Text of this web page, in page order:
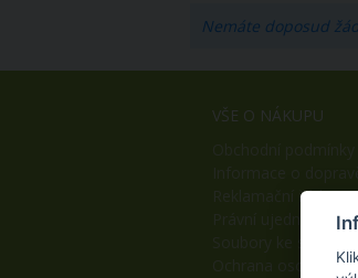
Nemáte doposud
VŠE O NÁKUPU
Reklamační řád
Ochrana osobních